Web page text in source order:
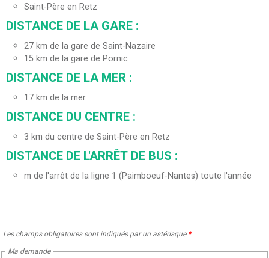
Saint-Père en Retz
DISTANCE DE LA GARE :
27km de la gare de Saint-Nazaire
15km de la gare de Pornic
DISTANCE DE LA MER :
17km de la mer
DISTANCE DU CENTRE :
3 km du centre de Saint-Père en Retz
DISTANCE DE L'ARRÊT DE BUS :
m de l'arrêt de la ligne 1 (Paimboeuf-Nantes) toute l'année
Les champs obligatoires sont indiqués par un astérisque *
Ma demande